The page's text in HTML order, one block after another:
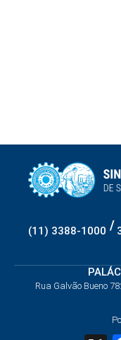
(11) 3388-1000 /
Rua Galvão Bueno